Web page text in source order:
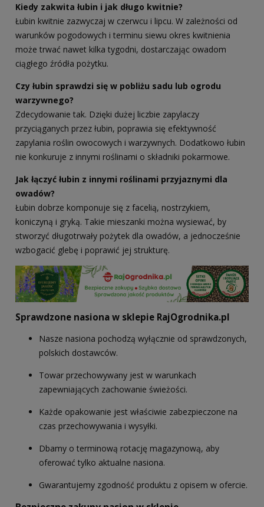
Kiedy zakwita łubin i jak długo kwitnie?
Łubin kwitnie zazwyczaj w czerwcu i lipcu. W zależności od
warunków pogodowych i terminu siewu okres kwitnienia
może trwać nawet kilka tygodni, dostarczając owadom
ciągłego źródła pożytku.
Czy łubin sprawdzi się w pobliżu sadu lub ogrodu
warzywnego?
Zdecydowanie tak. Dzięki dużej liczbie zapylaczy
przyciąganych przez łubin, poprawia się efektywność
zapylania roślin owocowych i warzywnych. Dodatkowo łubin
nie konkuruje z innymi roślinami o składniki pokarmowe.
Jak łączyć łubin z innymi roślinami przyjaznymi dla
owadów?
Łubin dobrze komponuje się z facelią, nostrzykiem,
koniczyną i gryką. Takie mieszanki można wysiewać, by
stworzyć długotrwały pożytek dla owadów, a jednocześnie
wzbogacić glebę i poprawić jej strukturę.
Sprawdzone nasiona w sklepie RajOgrodnika.pl
Nasze nasiona pochodzą wyłącznie od sprawdzonych,
polskich dostawców.
Towar przechowywany jest w warunkach
zapewniających zachowanie świeżości.
Każde opakowanie jest właściwie zabezpieczone na
czas przechowywania i wysyłki.
Dbamy o terminową rotację magazynową, aby
oferować tylko aktualne nasiona.
Gwarantujemy zgodność produktu z opisem w ofercie.